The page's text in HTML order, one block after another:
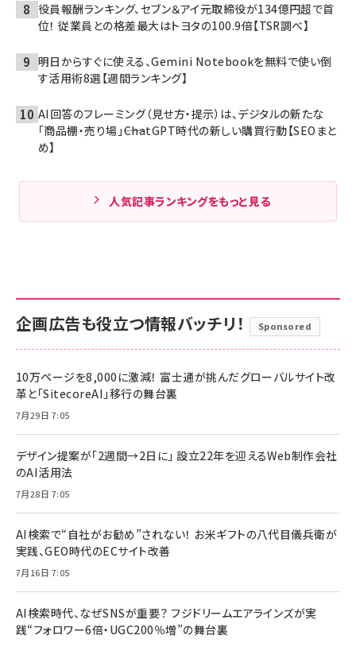
役員報酬ランキング、セブン＆アイ元取締役が134億円超で首
位！ 従業員との格差最大はトヨタの100.9倍【TSR調べ】
明日からすぐに使える、Gemini Notebookを無料で使い倒
す活用術8選【週間ランキング】
AI回答のフレーミング（見せ方・提示）は、デジタルの新たな
「商品棚・売り場」――ChatGPT時代の新しい購買行動【SEOまと
め】
人気記事ランキングをもっと見る
企画広告も役立つ情報バッチリ！ Sponsored
10万ページを8,000に激減！ 富士通が挑んだグローバルサイト改
革と「SitecoreAI」移行の舞台裏
7月29日 7:05
デザイン提案が「2週間→2日に」 設立22年を迎えるWeb制作会社
のAI活用法
7月28日 7:05
AI検索で“自社がお勧め”されない！ お米ギフトの八代目儀兵衛が
実践、GEO時代のECサイト改善
7月16日 7:05
AI検索時代、なぜSNSが重要？ フジドリームエアラインズが実
践“フォロワー6倍・UGC200％増”の舞台裏